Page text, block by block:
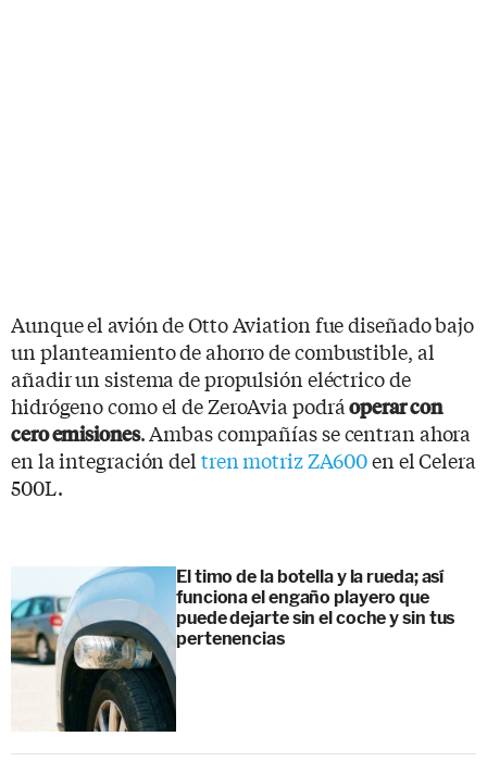
Aunque el avión de Otto Aviation fue diseñado bajo
un planteamiento de ahorro de combustible, al
añadir un sistema de propulsión eléctrico de
hidrógeno como el de ZeroAvia podráoperar con
cero emisiones. Ambas compañías se centran ahora
en la integración del tren motriz ZA600en el Celera
500L.
El timo de la botella y la rueda; así
funciona el engaño playero que
puede dejarte sin el coche y sin tus
pertenencias